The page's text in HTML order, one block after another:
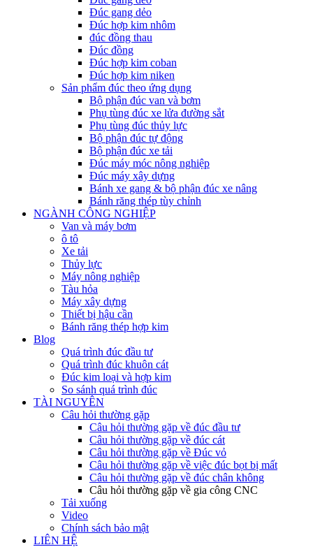
Đúc gang dẻo
Đúc hợp kim nhôm
đúc đồng thau
Đúc đồng
Đúc hợp kim coban
Đúc hợp kim niken
Sản phẩm đúc theo ứng dụng
Bộ phận đúc van và bơm
Phụ tùng đúc xe lửa đường sắt
Phụ tùng đúc thủy lực
Bộ phận đúc tự động
Bộ phận đúc xe tải
Đúc máy móc nông nghiệp
Đúc máy xây dựng
Bánh xe gang & bộ phận đúc xe nâng
Bánh răng thép tùy chỉnh
NGÀNH CÔNG NGHIỆP
Van và máy bơm
ô tô
Xe tải
Thủy lực
Máy nông nghiệp
Tàu hỏa
Máy xây dựng
Thiết bị hậu cần
Bánh răng thép hợp kim
Blog
Quá trình đúc đầu tư
Quá trình đúc khuôn cát
Đúc kim loại và hợp kim
So sánh quá trình đúc
TÀI NGUYÊN
Câu hỏi thường gặp
Câu hỏi thường gặp về đúc đầu tư
Câu hỏi thường gặp về đúc cát
Câu hỏi thường gặp về Đúc vỏ
Câu hỏi thường gặp về việc đúc bọt bị mất
Câu hỏi thường gặp về đúc chân không
Câu hỏi thường gặp về gia công CNC
Tải xuống
Video
Chính sách bảo mật
LIÊN HỆ